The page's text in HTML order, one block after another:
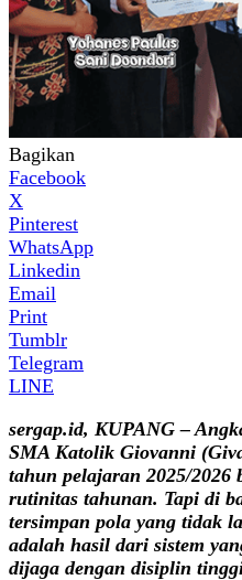
Bagikan
Facebook
X
Pinterest
WhatsApp
Linkedin
Email
Print
Tumblr
Telegram
LINE
sergap.id, KUPANG –
SMA Katolik Giovanni
tahun pelajaran 2025/2026
rutinitas tahunan. Tapi di
tersimpan pola yang tidak
adalah hasil dari sistem
dijaga dengan disiplin